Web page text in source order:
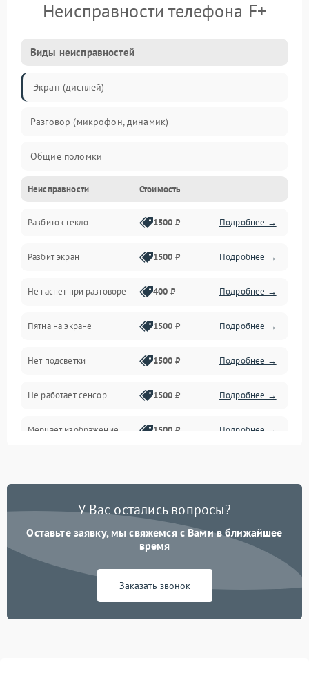
Неисправности телефона F+
Виды неисправностей
Экран (дисплей)
Разговор (микрофон, динамик)
Общие поломки
Проблемы связи
Камеры
Проблемы с дисплеем и сенсором
Зарядка
Проблемы с питанием, зарядкой и аккумулятором
Проблемы с работой системы, корпусом и другие
Неисправности Стоимость
Разбито стекло 1500 ₽ Подробнее →
Разбит экран 1500 ₽ Подробнее →
Не гаснет при разговоре 400 ₽ Подробнее →
Пятна на экране 1500 ₽ Подробнее →
Нет подсветки 1500 ₽ Подробнее →
Не работает сенсор 1500 ₽ Подробнее →
Мерцает изображение 1500 ₽ Подробнее →
У Вас остались вопросы?
Оставьте заявку, мы свяжемся с Вами в ближайшее
время
Заказать звонок